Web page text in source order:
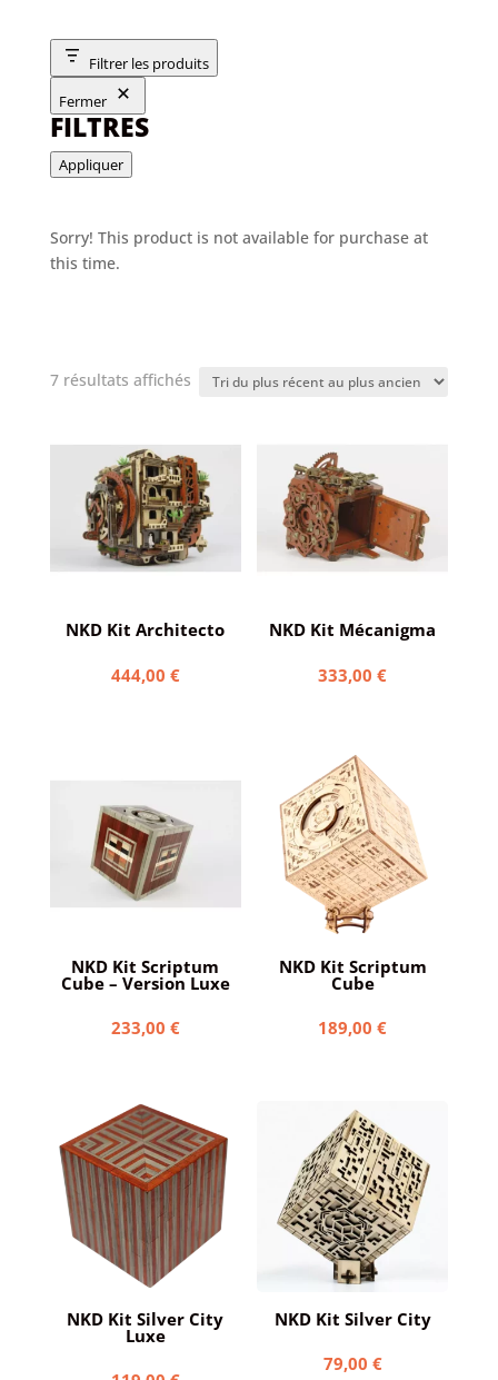
Filtrer les produits
Fermer
FILTRES
Appliquer
Sorry! This product is not available for purchase at
this time.
7 résultats affichésTrié
récent
au
plus
ancien
NKD Kit Architecto
444,00 €
NKD Kit Mécanigma
333,00€
NKD Kit Scriptum
Cube – Version Luxe
233,00 €
NKD Kit Scriptum
Cube
189,00€
NKD Kit Silver City
Luxe
NKD Kit Silver City
79,00 €